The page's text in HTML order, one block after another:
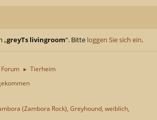
„greyTs livingroom“. Bitte loggen Sie sich ein.
Forum ► Tierheim
(Zambora Rock), Greyhound, weiblich,